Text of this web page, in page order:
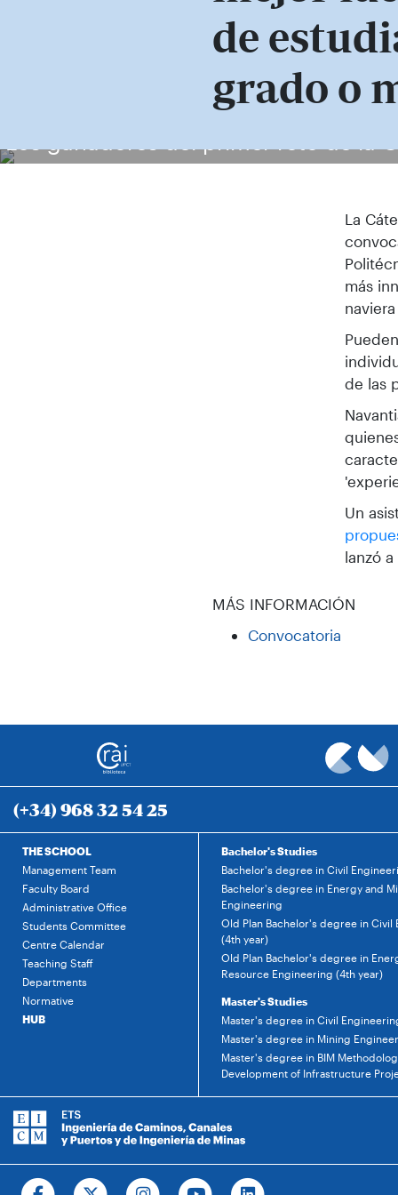
de
grado o
La
más
de las
Un
lanzó
MÁS INFORMACIÓN
Convocatoria
(+34) 968 32 54 25
THE SCHOOL
Management Team
Faculty Board
Administrative Office
Students Committee
Centre Calendar
Teaching Staff
Departments
Normative
HUB
Bachelor's Studies
Bachelor's degree in Civil
Bachelor's degree in Energy and
Engineering
Old Plan Bachelor's degree in Civil
(4th year)
Old Plan Bachelor's degree in
Resource Engineering (4th year)
Master's Studies
Master's degree in Civil
Master's degree in Mining
Master's degree in BIM
Development of Infrastructure